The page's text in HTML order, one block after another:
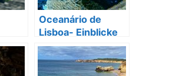
Oceanário de
Lisboa- Einblicke
in die
Unterwasserwelt